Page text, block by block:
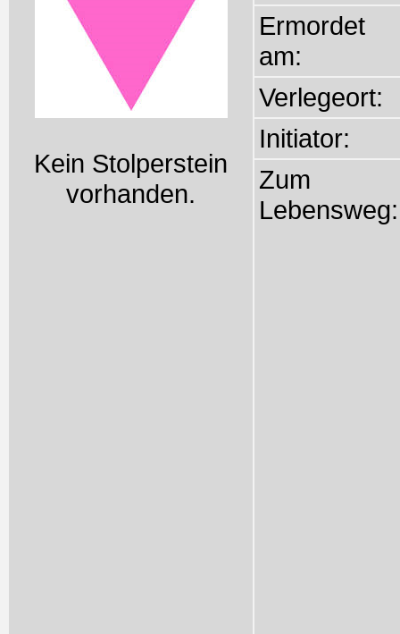
Kein Stolperstein
vorhanden.
Ermordet
am:
Verlegeort:
Initiator:
Zum
Lebensweg: